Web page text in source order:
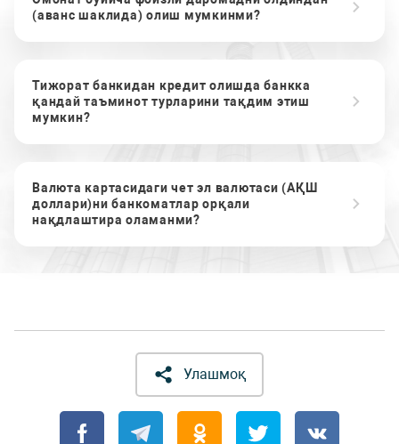
(аванс шаклида) олиш мумкинми?
Тижорат банкидан кредит олишда банкка
қандай таъминот турларини тақдим этиш
мумкин?
Валюта картасидаги чет эл валютаси (АҚШ
доллари)ни банкоматлар орқали
нақдлаштира оламанми?
Улашмоқ